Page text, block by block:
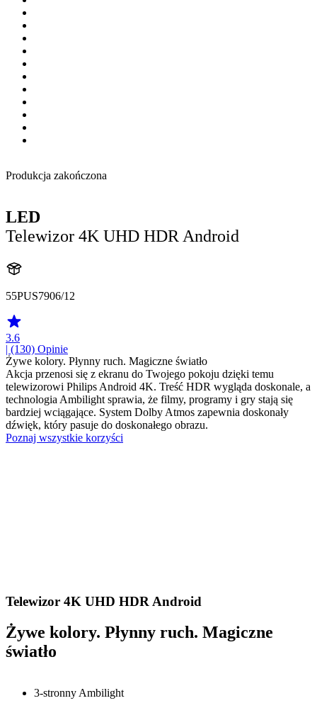
Produkcja zakończona
LED
Telewizor 4K UHD HDR Android
55PUS7906/12
3.6
| (130) Opinie
Żywe kolory. Płynny ruch. Magiczne światło
Akcja przenosi się z ekranu do Twojego pokoju dzięki temu
telewizorowi Philips Android 4K. Treść HDR wygląda doskonale, a
technologia Ambilight sprawia, że filmy, programy i gry stają się
bardziej wciągające. System Dolby Atmos zapewnia doskonały
dźwięk, który pasuje do doskonałego obrazu.
Poznaj wszystkie korzyści
Telewizor 4K UHD HDR Android
Żywe kolory. Płynny ruch. Magiczne
światło
3-stronny Ambilight